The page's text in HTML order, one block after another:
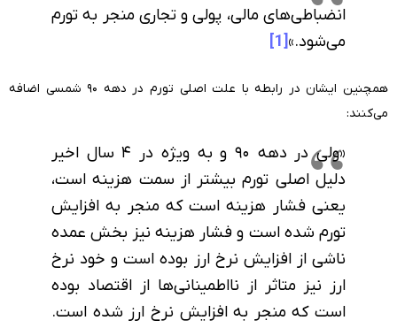
انضباطی‌های مالی، پولی و تجاری منجر به تورم
می‌شود.»[1]
همچنین ایشان در رابطه با علت اصلی تورم در دهه ۹۰ شمسی اضافه
می‌کنند:
«ولی در دهه ۹۰ و به ویژه در ۴ سال اخیر
دلیل اصلی تورم بیشتر از سمت هزینه است،
یعنی فشار هزینه است که منجر به افزایش
تورم شده است و فشار هزینه نیز بخش عمده
ناشی از افزایش نرخ ارز بوده است و خود نرخ
ارز نیز متاثر از نااطمینانی‌ها از اقتصاد بوده
است که منجر به افزایش نرخ ارز شده است.